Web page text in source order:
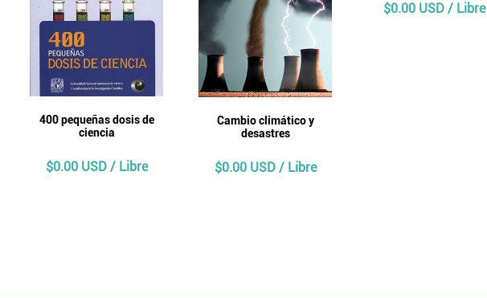
400 pequeñas dosis de
ciencia
$0.00 USD / Libre
Cambio climático y
desastres
$0.00 USD / Libre
$0.00 USD / Libre